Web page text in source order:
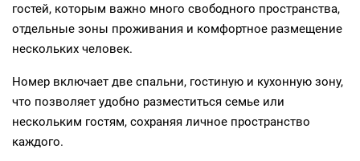
гостей, которым важно много свободного пространства,
отдельные зоны проживания и комфортное размещение
нескольких человек.
Номер включает две спальни, гостиную и кухонную зону,
что позволяет удобно разместиться семье или
нескольким гостям, сохраняя личное пространство
каждого.